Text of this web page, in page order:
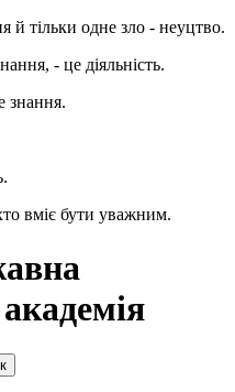
й тільки одне зло - неуцтво.
- це діяльність.
знання.
вміє бути уважним.